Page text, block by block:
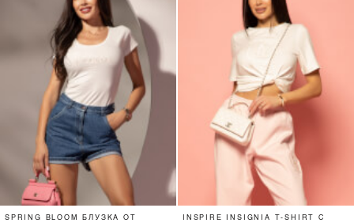
SPRING BLOOM БЛУЗКА ОТ
INSPIRE INSIGNIA T-SHIRT С